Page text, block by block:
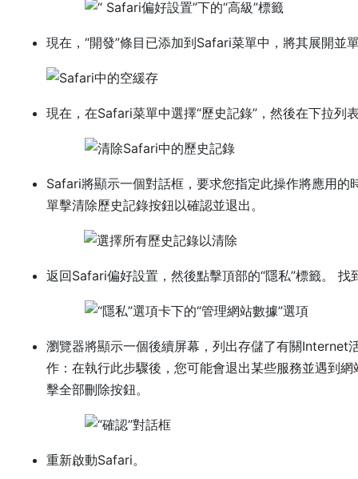
現在，“開發”條目已添加到Safari菜單中，將其展開並
現在，在Safari菜單中選擇“歷史記錄”，然後在下拉列
Safari將顯示一個對話框，要求您指定此操作將應用
單擊清除歷史記錄按鈕以確認並退出。
返回Safari偏好設置，然後點擊頂部的“隱私”標籤。 找
瀏覽器將顯示一個後續屏幕，列出存儲了有關Internet
作：在執行此步驟後，您可能會退出某些服務並遇到
擊全部刪除按鈕。
重新啟動Safari。